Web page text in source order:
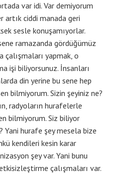
var idi. Var demiyorum
artık ciddi manada geri
sesle konuşamıyorlar.
ramazanda gördüğümüz
çalışmaları yapmak, o
işi biliyorsunuz. İnsanları
din yerine bu sene hep
bilmiyorum. Sizin şeyiniz ne?
radyoların hurafelerle
bilmiyorum. Siz biliyor
Yani hurafe şey mesela bize
kendileri kesin karar
şey var. Yani bunu
çalışmaları var.